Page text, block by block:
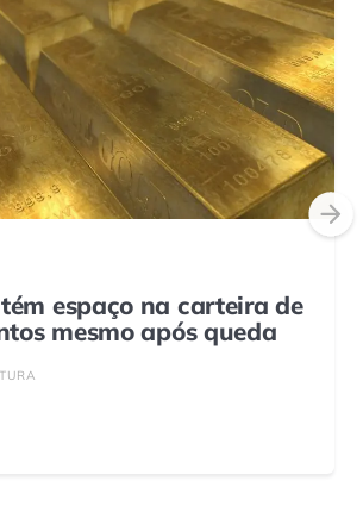
espaço na carteira de
mesmo após queda